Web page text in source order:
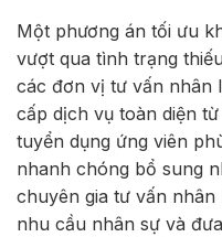
Một phương án tối ưu
vượt qua tình trạng
các đơn vị tư vấn nhân
cấp dịch vụ toàn diện
tuyển dụng ứng viên
nhanh chóng bổ sung
chuyên gia tư vấn
nhu cầu nhân sự và